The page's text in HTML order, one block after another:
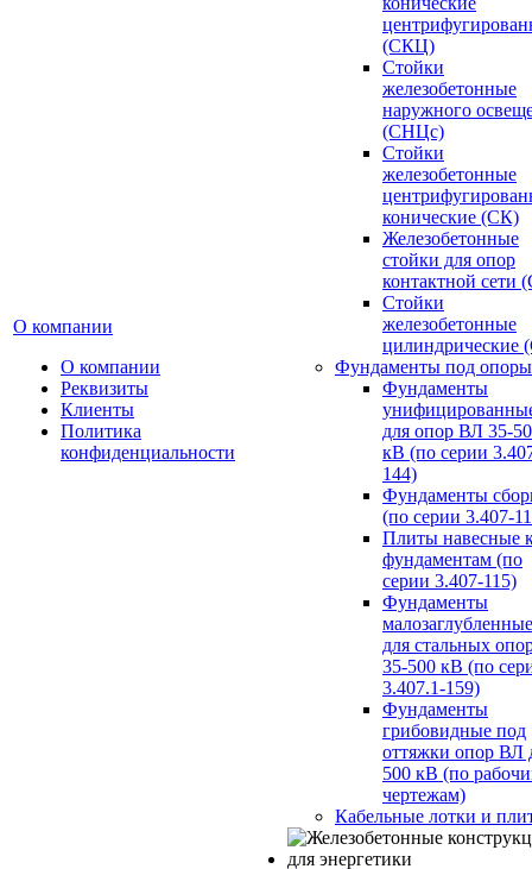
О компании
О компании
Реквизиты
Клиенты
Политика
конфиденциальности
(СКЦ)
Стойки
железобетонные
наружного
(СНЦс)
Стойки
железобетонные
конические (СК)
Железобетонные
стойки для опор
контактной сети
Стойки
железобетонные
цилиндрические
Фундаменты под опоры
Фундаменты
для опор ВЛ 35-
кВ (по серии
144)
Фундаменты
(по серии 3.407-
Плиты навесные
фундаментам (по
серии 3.407-115)
Фундаменты
малозаглубленные
для стальных
35-500 кВ (по
3.407.1-159)
Фундаменты
грибовидные под
оттяжки опор ВЛ
500 кВ (по
чертежам)
Кабельные лотки и